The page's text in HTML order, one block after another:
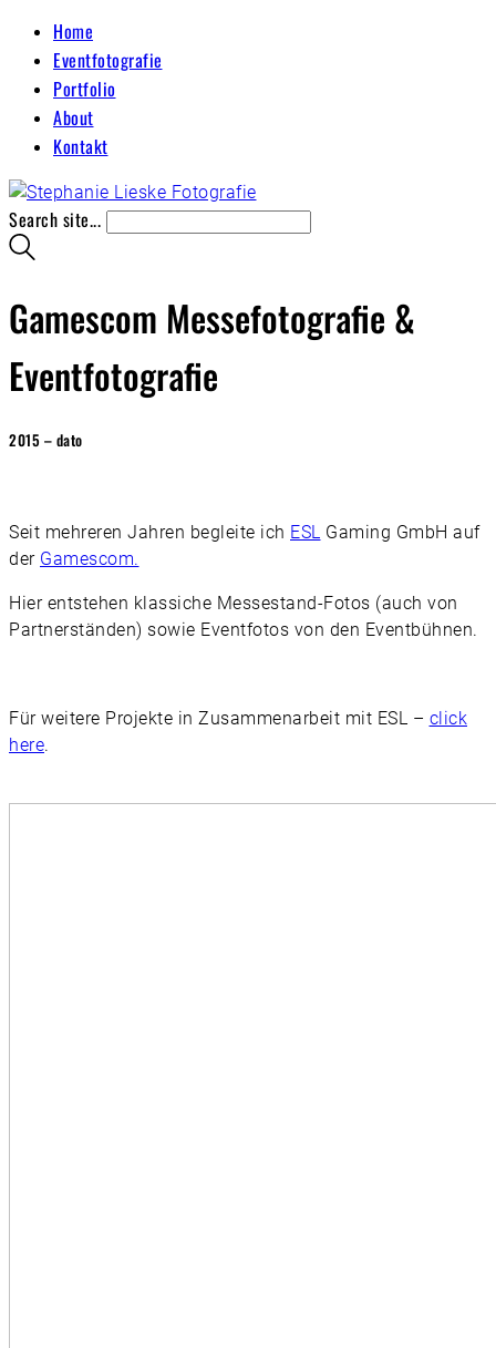
Home
Eventfotografie
Portfolio
About
Kontakt
Search site...
Gamescom Messefotografie &
Eventfotografie
2015 – dato
Seit mehreren Jahren begleite ich ESL Gaming GmbH auf
der Gamescom.
Hier entstehen klassiche Messestand-Fotos (auch von
Partnerständen) sowie Eventfotos von den Eventbühnen.
Für weitere Projekte in Zusammenarbeit mit ESL – click
here.